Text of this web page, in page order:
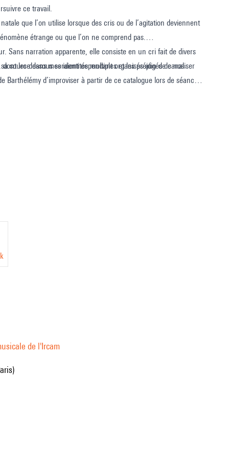
ce travail.
que l’on utilise lorsque des cris ou de l’agitation deviennent
étrange ou que l’on ne comprend pas.
Sans narration apparente, elle consiste en un cri fait de divers
source dans mes identités multiples et les préjugés de nos
les dessous seraient cependant organisés afin de canaliser
d’improviser à partir de ce catalogue lors de séances
de l'Ircam